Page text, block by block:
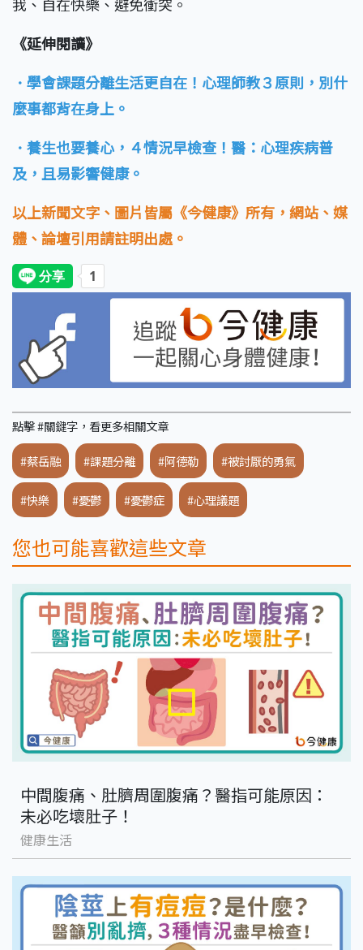
《延伸閱讀》
．學會課題分離生活更自在！心理師教３原則，別什
麼事都背在身上。
．養生也要養心，４情況早檢查！醫：心理疾病普
及，且易影響健康。
以上新聞文字、圖片皆屬《今健康》所有，網站、媒
體、論壇引用請註明出處。
點擊 #關鍵字，看更多相關文章
#蔡岳融 #課題分離 #阿德勒 #被討厭的勇氣
#快樂 #憂鬱 #憂鬱症 #心理議題
您也可能喜歡這些文章
中間腹痛、肚臍周圍腹痛？醫指可能原因：
未必吃壞肚子！
健康生活